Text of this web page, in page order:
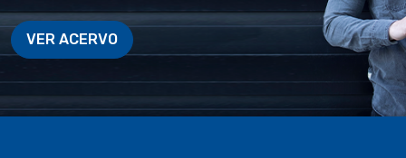
VER ACERVO